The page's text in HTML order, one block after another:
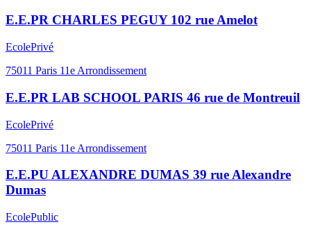
E.E.PR CHARLES PEGUY 102 rue Amelot
EcolePrivé
75011 Paris 11e Arrondissement
E.E.PR LAB SCHOOL PARIS 46 rue de Montreuil
EcolePrivé
75011 Paris 11e Arrondissement
E.E.PU ALEXANDRE DUMAS 39 rue Alexandre
Dumas
EcolePublic